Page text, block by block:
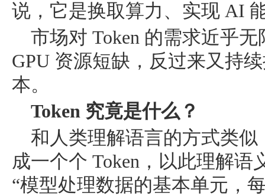
说，它是换取算力、实现 AI
市场对 Token 的需求近乎
GPU 资源短缺，反过来又持
本。
Token 究竟是什么？
和人类理解语言的方式类
成一个个 Token，以此理解
“模型处理数据的基本单元，